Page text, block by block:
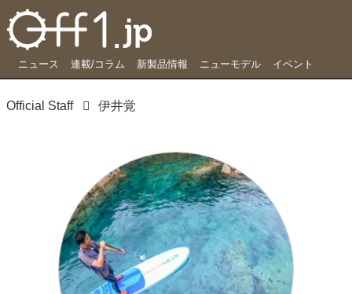
ニュース 連載/コラム 新製品情報 ニューモデル イベント
Official Staff 伊井覚